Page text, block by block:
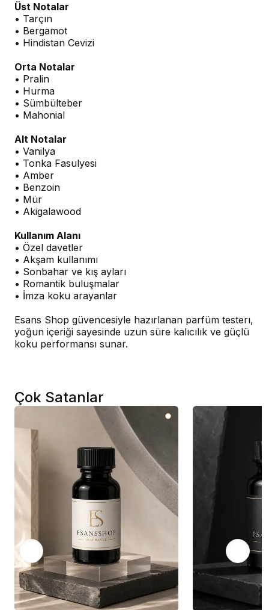
Üst Notalar
• Tarçın
• Bergamot
• Hindistan Cevizi
Orta Notalar
• Pralin
• Hurma
• Sümbülteber
• Mahonial
Alt Notalar
• Vanilya
• Tonka Fasulyesi
• Amber
• Benzoin
• Mür
• Akigalawood
Kullanım Alanı
• Özel davetler
• Akşam kullanımı
• Sonbahar ve kış ayları
• Romantik buluşmalar
• İmza koku arayanlar
Esans Shop güvencesiyle hazırlanan parfüm testerı,
yoğun içeriği sayesinde uzun süre kalıcılık ve güçlü
koku performansı sunar.
Çok Satanlar